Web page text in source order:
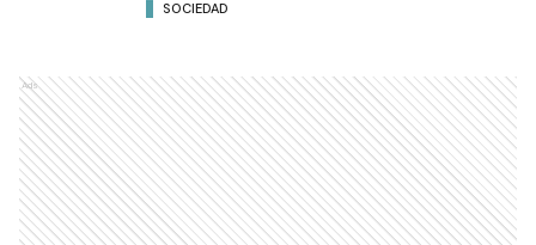
SOCIEDAD
Ads